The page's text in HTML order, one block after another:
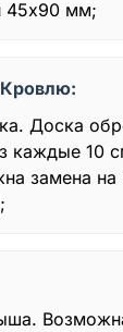
45x90 мм;
Доска
каждые 10
замена на